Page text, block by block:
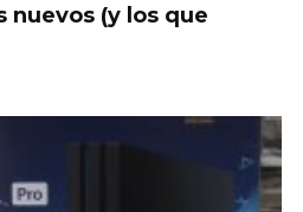
nuevos (y los que